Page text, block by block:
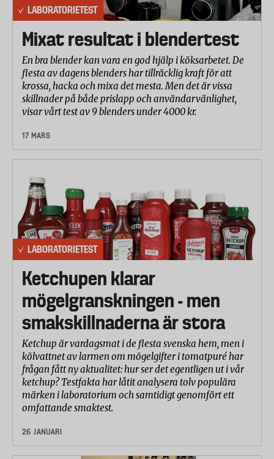
LABORATORIETEST
Mixat resultat i blendertest
En bra blender kan vara en god hjälp i köksarbetet. De
flesta av dagens blenders har tillräcklig kraft för att
krossa, hacka och mixa det mesta. Men det är vissa
skillnader på både prislapp och användarvänlighet,
visar vårt test av 9 blenders under 4000 kr.
17 MARS
LABORATORIETEST
Ketchupen klarar
mögelgranskningen - men
smakskillnaderna är stora
Ketchup är vardagsmat i de flesta svenska hem, men i
kölvattnet av larmen om mögelgifter i tomatpuré har
frågan fått ny aktualitet: hur ser det egentligen ut i vår
ketchup? Testfakta har låtit analysera tolv populära
märken i laboratorium och samtidigt genomfört ett
omfattande smaktest.
26 JANUARI